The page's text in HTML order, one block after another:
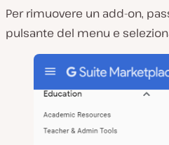
Per rimuovere un add-on,
pulsante del menu e